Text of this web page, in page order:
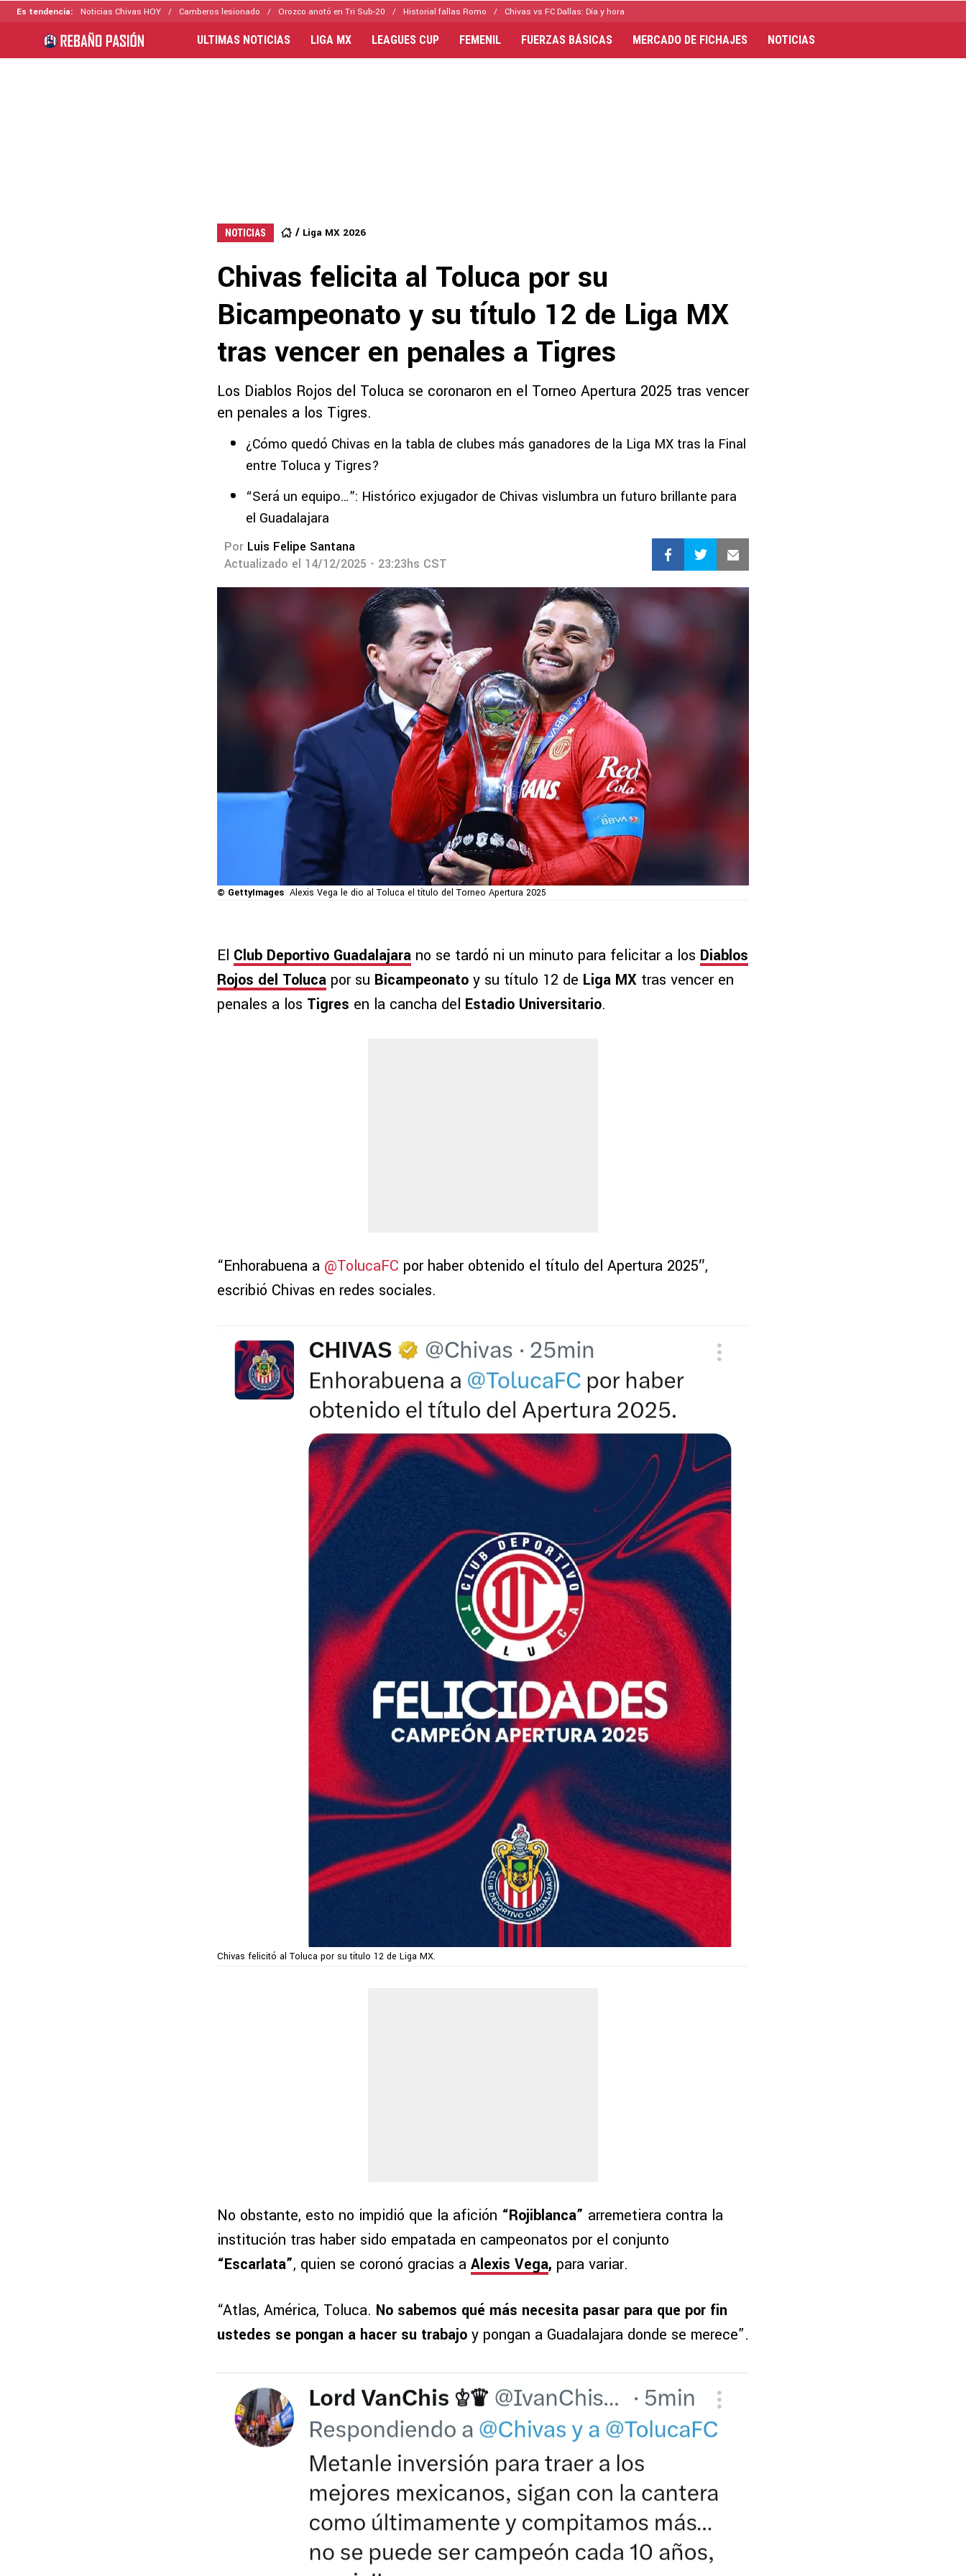
Es tendencia: Noticias Chivas HOY Camberos lesionado Orozco anotó en Tri Sub-20 Historial fallas Romo Chivas vs FC Dallas: Día y hora
ULTIMAS NOTICIAS LIGA MX LEAGUES CUP FEMENIL FUERZAS BÁSICAS MERCADO DE FICHAJES NOTICIAS
NOTICIAS Liga MX 2026
Chivas felicita al Toluca por su
Bicampeonato y su título 12 de Liga MX
tras vencer en penales a Tigres
Los Diablos Rojos del Toluca se coronaron en el Torneo Apertura 2025 tras vencer
en penales a los Tigres.
¿Cómo quedó Chivas en la tabla de clubes más ganadores de la Liga MX tras la Final
entre Toluca y Tigres?
“Será un equipo…”: Histórico exjugador de Chivas vislumbra un futuro brillante para
el Guadalajara
Por Luis Felipe Santana
Actualizado el 14/12/2025 - 23:23hs CST
© GettyImages Alexis Vega le dio al Toluca el título del Torneo Apertura 2025
El Club Deportivo Guadalajara no se tardó ni un minuto para felicitar a los Diablos
Rojos del Toluca por su Bicampeonato y su título 12 de Liga MX tras vencer en
penales a los Tigres en la cancha del Estadio Universitario.
“Enhorabuena a @TolucaFC por haber obtenido el título del Apertura 2025″,
escribió Chivas en redes sociales.
Chivas felicitó al Toluca por su título 12 de Liga MX.
No obstante, esto no impidió que la afición “Rojiblanca” arremetiera contra la
institución tras haber sido empatada en campeonatos por el conjunto
“Escarlata”, quien se coronó gracias a Alexis Vega, para variar.
“Atlas, América, Toluca. No sabemos qué más necesita pasar para que por fin
ustedes se pongan a hacer su trabajo y pongan a Guadalajara donde se merece”.